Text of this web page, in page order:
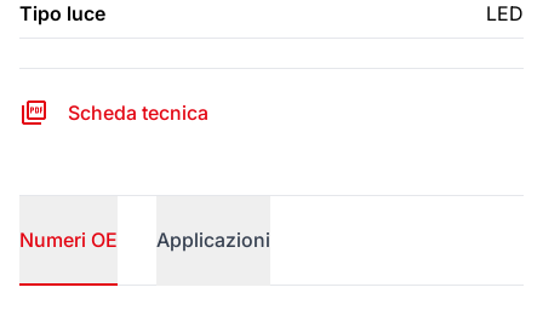
Tipo luce LED
Scheda tecnica
Numeri OE Applicazioni